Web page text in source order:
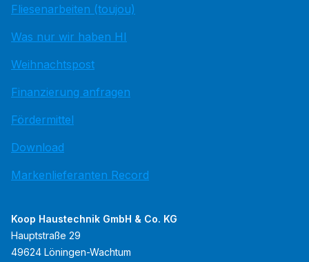
Fliesenarbeiten (toujou)
Was nur wir haben HI
Weihnachtspost
Finanzierung anfragen
Fördermittel
Download
Markenlieferanten Record
Koop Haustechnik GmbH & Co. KG
Hauptstraße 29
49624 Löningen-Wachtum